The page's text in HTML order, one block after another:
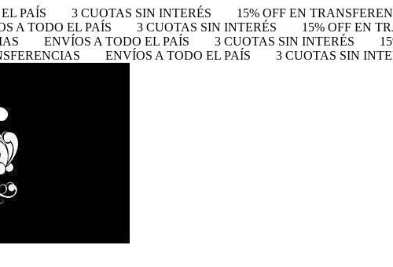
PAÍS 3 CUOTAS SIN INTERÉS 15% OFF EN
A TODO EL PAÍS 3 CUOTAS SIN INTERÉS 15% OFF EN
ENVÍOS A TODO EL PAÍS 3 CUOTAS SIN INTERÉS
ENVÍOS A TODO EL PAÍS 3 CUOTAS SIN